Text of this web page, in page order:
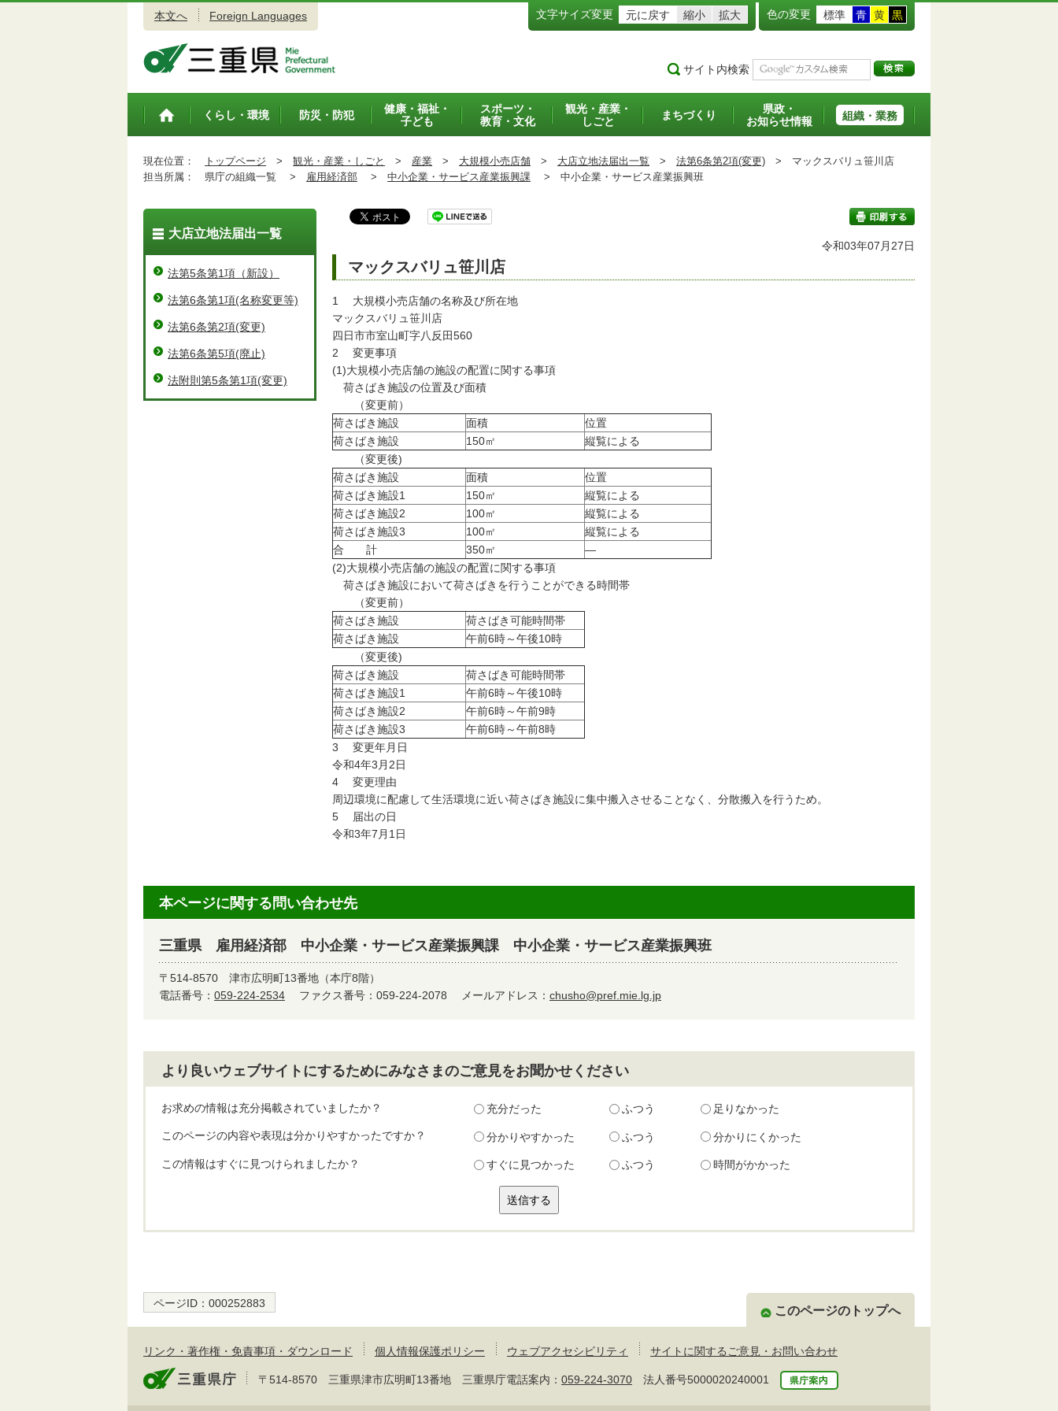
本文へ Foreign Languages 文字サイズ変更 元に戻す 縮小 拡大 色の変更 標準 青 黄 黒
サイト内検索
トップペ
くらし・環境 防災・防犯
健康・福祉・
子ども
スポーツ・
教育・文化
観光・産業・
しごと
まちづくり
県政・
お知らせ情報
組織・業務
現在位置： トップページ > 観光・産業・しごと > 産業 > 大規模小売店舗 > 大店立地法届出一覧 > 法第6条第2項(変更) > マックスバリュ笹川店
担当所属：
県庁の組織一覧 > 雇用経済部 > 中小企業・サービス産業振興課 > 中小企業・サービス産業振興班
印刷する
令和03年07月27日
マックスバリュ笹川店
1 大規模小売店舗の名称及び所在地
マックスバリュ笹川店
四日市市室山町字八反田560
2 変更事項
(1)大規模小売店舗の施設の配置に関する事項
荷さばき施設の位置及び面積
（変更前）
荷さばき施設
面積
位置
荷さばき施設
150㎡
縦覧による
（変更後)
荷さばき施設
面積
位置
荷さばき施設1
150㎡
縦覧による
荷さばき施設2
100㎡
縦覧による
荷さばき施設3
100㎡
縦覧による
合 計
350㎡
―
(2)大規模小売店舗の施設の配置に関する事項
荷さばき施設において荷さばきを行うことができる時間帯
（変更前）
荷さばき施設
荷さばき可能時間帯
荷さばき施設
午前6時～午後10時
（変更後)
荷さばき施設
荷さばき可能時間帯
荷さばき施設1
午前6時～午後10時
荷さばき施設2
午前6時～午前9時
荷さばき施設3
午前6時～午前8時
3 変更年月日
令和4年3月2日
4 変更理由
周辺環境に配慮して生活環境に近い荷さばき施設に集中搬入させることなく、分散搬入を行うため。
5 届出の日
令和3年7月1日
大店立地法届出一覧
法第5条第1項（新設）
法第6条第1項(名称変更等)
法第6条第2項(変更)
法第6条第5項(廃止)
法附則第5条第1項(変更)
本ページに関する問い合わせ先
三重県 雇用経済部 中小企業・サービス産業振興課 中小企業・サービス産業振興班
〒514-8570 津市広明町13番地（本庁8階）
電話番号： 059-224-2534 ファクス番号：059-224-2078 メールアドレス： chusho@pref.mie.lg.jp
より良いウェブサイトにするためにみなさまのご意見をお聞かせください
お求めの情報は充分掲載されていましたか？ 充分だった ふつう 足りなかった
このページの内容や表現は分かりやすかったですか？ 分かりやすかった ふつう 分かりにくかった
この情報はすぐに見つけられましたか？ すぐに見つかった ふつう 時間がかかった
ページID： 000252883
このページのトップへ
リンク・著作権・免責事項・ダウンロード 個人情報保護ポリシー ウェブアクセシビリティ サイトに関するご意見・お問い合わせ
〒514-8570 三重県津市広明町13番地 三重県庁電話案内： 059-224-3070 法人番号5000020240001